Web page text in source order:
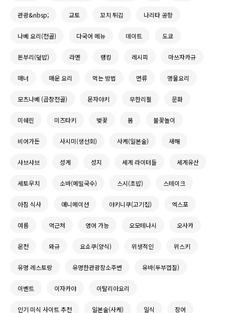
관광&nbsp; 교토 꼬치 튀김 나리타 공항
나베 요리(전골) 다국어 메뉴 데이트 도쿄
돈부리(덮밥) 라멘 랭킹 레시피 마쓰자카규
매너 매운 요리 먹는 방법 면류 명물요리
모츠나베 (곱창전골) 몬자야키 무한리필 문화
미쉐린 미즈타키 벚꽃 봄 불꽃놀이
비어가든 사시미(생선회) 사케(일본술) 새해
샤브샤브 성게 성지 세계 라이터들 세계유산
세토우치 소바(메밀국수) 스시(초밥) 스테이크
아침 식사 애니메이션 야키니쿠(고기집) 엑스포
여름 역근처 영어 가능 오모테나시 오사카
온천 와규 요쇼쿠(양식) 위생적인 위스키
유명 레스토랑 유명한관광장소주변 유바(두부껍질)
이벤트 이자카야 이탈리아요리
인기 미식 사이트 추천 일본술(사케) 일식 장어